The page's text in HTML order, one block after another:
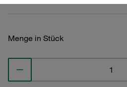
Menge in Stück